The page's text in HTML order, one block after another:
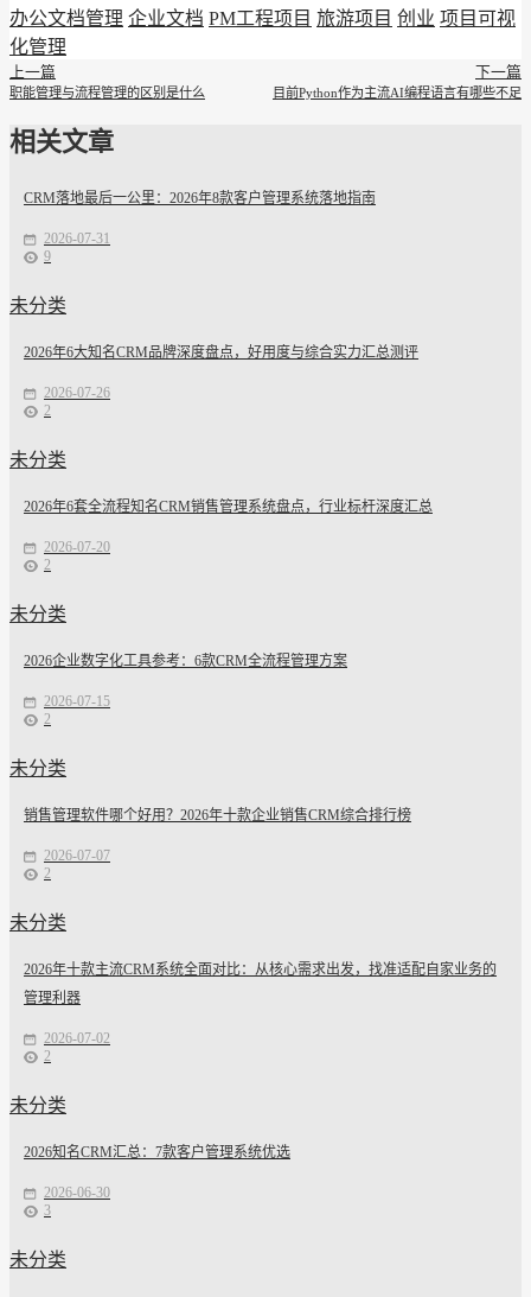
办公文档管理 企业文档 PM工程项目 旅游项目 创业 项目可视
化管理
上一篇
职能管理与流程管理的区别是什么
下一篇
目前Python作为主流AI编程语言有哪些不足
相关文章
CRM落地最后一公里：2026年8款客户管理系统落地指南
2026-07-31
9
未分类
2026年6大知名CRM品牌深度盘点，好用度与综合实力汇总测评
2026-07-26
2
未分类
2026年6套全流程知名CRM销售管理系统盘点，行业标杆深度汇总
2026-07-20
2
未分类
2026企业数字化工具参考：6款CRM全流程管理方案
2026-07-15
2
未分类
销售管理软件哪个好用？2026年十款企业销售CRM综合排行榜
2026-07-07
2
未分类
2026年十款主流CRM系统全面对比：从核心需求出发，找准适配自家业务的
管理利器
2026-07-02
2
未分类
2026知名CRM汇总：7款客户管理系统优选
2026-06-30
3
未分类